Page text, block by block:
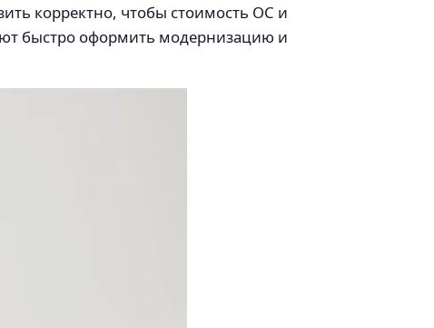
корректно, чтобы стоимость ОС и
быстро оформить модернизацию и